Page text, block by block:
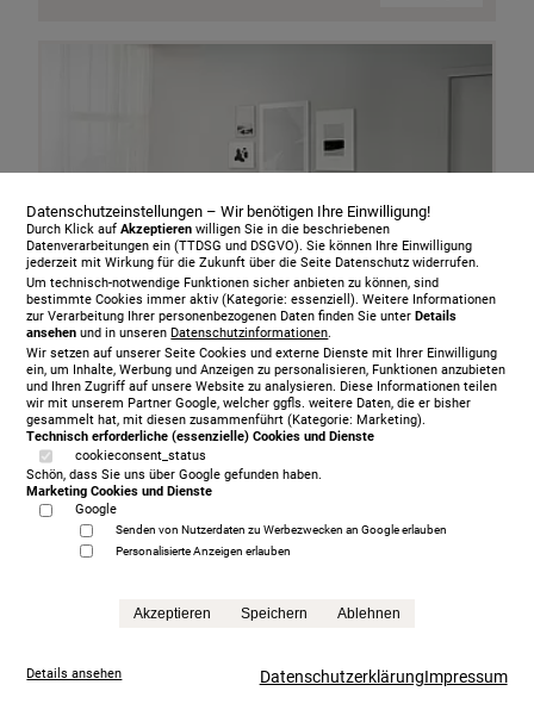
Jensen Diplomat Lean Motorbett 180 x 200 cm, KT
Ceres, 477
Datenschutzeinstellungen – Wir benötigen Ihre Einwilligung!
Durch Klick aufAkzeptieren willigen Sie in die beschriebenen
Datenverarbeitungen ein (TTDSG und DSGVO). Sie können Ihre Einwilligung
jederzeit mit Wirkung für die Zukunft über die Seite Datenschutz widerrufen.
Um technisch-notwendige Funktionen sicher anbieten zu können, sind
bestimmte Cookies immer aktiv (Kategorie: essenziell). Weitere Informationen
zur Verarbeitung Ihrer personenbezogenen Daten finden Sie unterDetails
ansehen und in unserenDatenschutzinformationen.
Wir setzen auf unserer Seite Cookies und externe Dienste mit Ihrer Einwilligung
ein, um Inhalte, Werbung und Anzeigen zu personalisieren, Funktionen anzubieten
und Ihren Zugriff auf unsere Website zu analysieren. Diese Informationen teilen
wir mit unserem Partner Google, welcher ggfls. weitere Daten, die er bisher
gesammelt hat, mit diesen zusammenführt (Kategorie: Marketing).
Technisch erforderliche (essenzielle) Cookies und Dienste
cookieconsent_status
Schön, dass Sie uns über Google gefunden haben.
Marketing Cookies und Dienste
Google
Senden von Nutzerdaten zu Werbezwecken an Google erlauben
Personalisierte Anzeigen erlauben
Akzeptieren Speichern Ablehnen
Details ansehen DatenschutzerklärungImpressum